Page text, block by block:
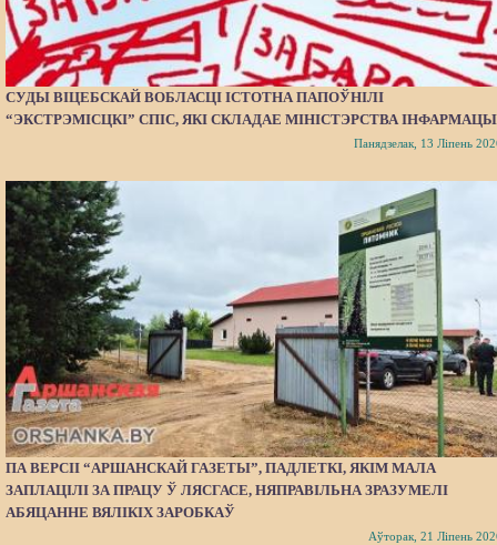
СУДЫ ВІЦЕБСКАЙ ВОБЛАСЦІ ІСТОТНА ПАПОЎНІЛІ
“ЭКСТРЭМІСЦКІ” СПІС, ЯКІ СКЛАДАЕ МІНІСТЭРСТВА
Панядзелак, 13 Ліпень
ПА ВЕРСІІ “АРШАНСКАЙ ГАЗЕТЫ”, ПАДЛЕТКІ, ЯКІМ МАЛА
ЗАПЛАЦІЛІ ЗА ПРАЦУ Ў ЛЯСГАСЕ, НЯПРАВІЛЬНА ЗРАЗУМЕЛІ
АБЯЦАННЕ ВЯЛІКІХ ЗАРОБКАЎ
Аўторак, 21 Ліпень